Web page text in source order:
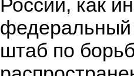
России, как
федеральный
штаб по